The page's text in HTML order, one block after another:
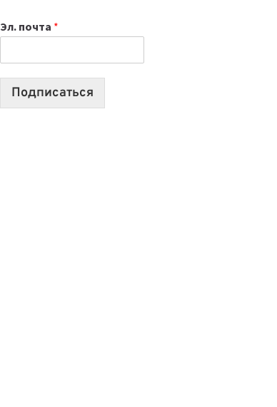
2026:
10
Эл. почта *
Подписаться